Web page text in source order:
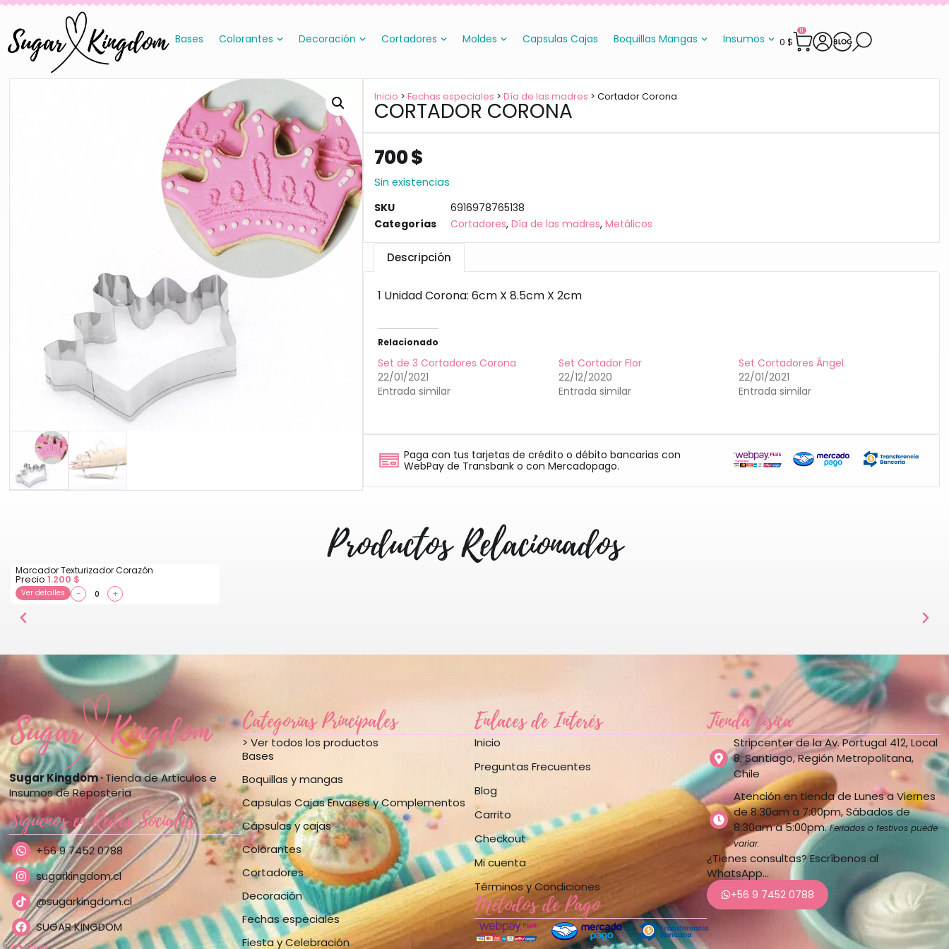
Bases Colorantes Decoración Cortadores Moldes Capsulas Cajas Boquillas Mangas Insumos 0 $
0
Inicio > Fechas especiales > Día de las madres > Cortador Corona
CORTADOR CORONA
700$
Sin existencias
SKU
6916978765138
Categorías
Cortadores, Día de las madres, Metálicos
Descripción
1 Unidad Corona: 6cm X 8.5cm X 2cm
Relacionado
Set de 3 Cortadores Corona
22/01/2021
Entrada similar
Set Cortador Flor
22/12/2020
Entrada similar
Set Cortadores Ángel
22/01/2021
Entrada similar
Paga con tus tarjetas de crédito o débito bancarias con
WebPay de Transbank o con Mercadopago.
Productos Relacionados
Marcador Texturizador Corazón
Precio1.200 $
Ver detalles − +
Sugar Kingdom ·Tienda de Artículos e
Insumos de Repostería
Síguenos en Redes Sociales
+56 9 7452 0788
sugarkingdom.cl
@sugarkingdom.cl
SUGAR KINGDOM
Categorías Principales
> Ver todos los productos
Bases
Boquillas y mangas
Capsulas Cajas Envases y Complementos
Cápsulas y cajas
Colorantes
Cortadores
Decoración
Fechas especiales
Fiesta y Celebración
Enlaces de Interés
Inicio
Preguntas Frecuentes
Blog
Carrito
Checkout
Mi cuenta
Términos y Condiciones
Métodos de Pago
Tienda física
Stripcenter de la Av. Portugal 412, Local
8, Santiago, Región Metropolitana,
Chile
Atención en tienda de Lunes a Viernes
de 8:30am a 7:00pm, Sábados de
8:30am a 5:00pm.Feriados o festivos puede
variar.
¿Tienes consultas? Escríbenos al
WhatsApp…
+56 9 7452 0788